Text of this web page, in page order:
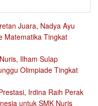
Juara, Nadya Ayu
Matematika Tingkat
Ilham Sulap
Olimpiade Tingkat
Irdina Raih Perak
untuk SMK Nuris